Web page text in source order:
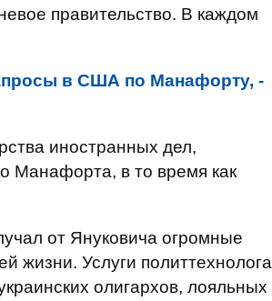
правительство. В каждом
в США по Манафорту, -
иностранных дел,
Манафорта, в то время как
от Януковича огромные
жизни. Услуги политтехнолога
олигархов, лояльных